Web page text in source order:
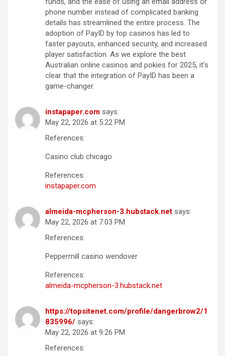
phone number instead of complicated banking
details has streamlined the entire process. The
adoption of PayID by top casinos has led to
faster payouts, enhanced security, and increased
player satisfaction. As we explore the best
Australian online casinos and pokies for 2025, it’s
clear that the integration of PayID has been a
game-changer.
instapaper.com says:
May 22, 2026 at 5:22 PM
References:
Casino club chicago
References:
instapaper.com
almeida-mcpherson-3.hubstack.net says:
May 22, 2026 at 7:03 PM
References:
Peppermill casino wendover
References:
almeida-mcpherson-3.hubstack.net
https://topsitenet.com/profile/dangerbrow2/1
835996/ says:
May 22, 2026 at 9:26 PM
References: